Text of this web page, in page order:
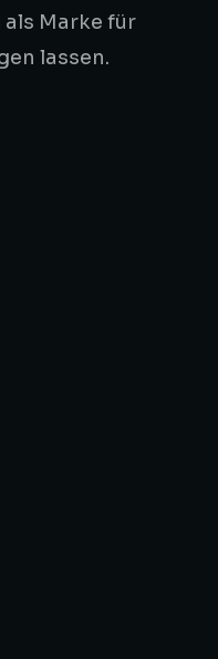
als Marke für
lassen.